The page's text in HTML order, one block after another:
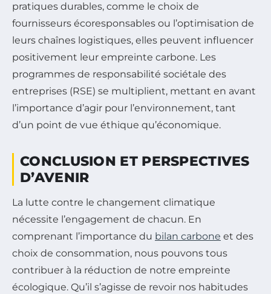
pratiques durables, comme le choix de
fournisseurs écoresponsables ou l’optimisation de
leurs chaînes logistiques, elles peuvent influencer
positivement leur empreinte carbone. Les
programmes de responsabilité sociétale des
entreprises (RSE) se multiplient, mettant en avant
l’importance d’agir pour l’environnement, tant
d’un point de vue éthique qu’économique.
CONCLUSION ET PERSPECTIVES
D’AVENIR
La lutte contre le changement climatique
nécessite l’engagement de chacun. En
comprenant l’importance du bilan carbone et des
choix de consommation, nous pouvons tous
contribuer à la réduction de notre empreinte
écologique. Qu’il s’agisse de revoir nos habitudes